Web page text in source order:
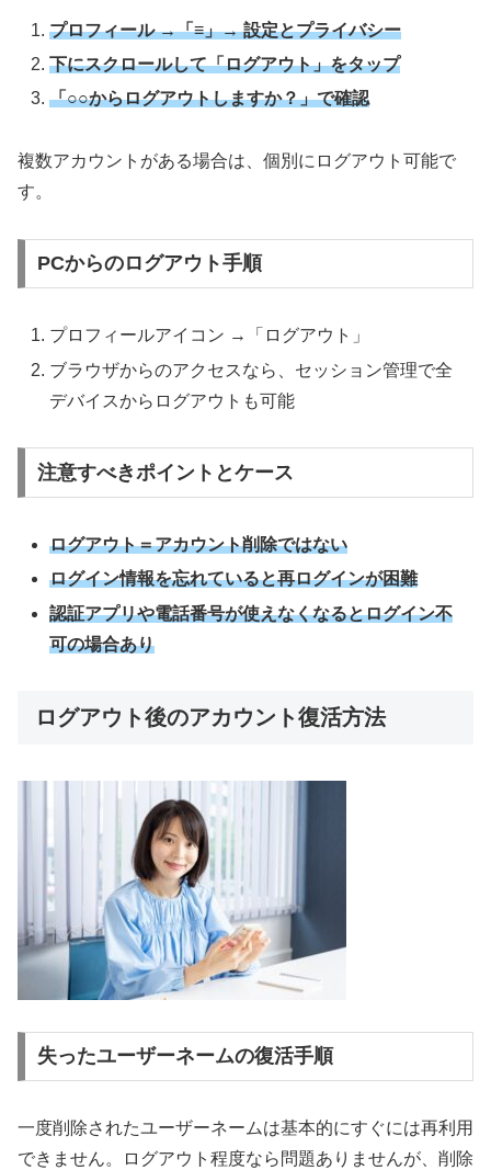
プロフィール →「≡」→ 設定とプライバシー
下にスクロールして「ログアウト」をタップ
「○○からログアウトしますか？」で確認
複数アカウントがある場合は、個別にログアウト可能で
す。
PCからのログアウト手順
プロフィールアイコン →「ログアウト」
ブラウザからのアクセスなら、セッション管理で全
デバイスからログアウトも可能
注意すべきポイントとケース
ログアウト＝アカウント削除ではない
ログイン情報を忘れていると再ログインが困難
認証アプリや電話番号が使えなくなるとログイン不
可の場合あり
ログアウト後のアカウント復活方法
失ったユーザーネームの復活手順
一度削除されたユーザーネームは基本的にすぐには再利用
できません。ログアウト程度なら問題ありませんが、削除